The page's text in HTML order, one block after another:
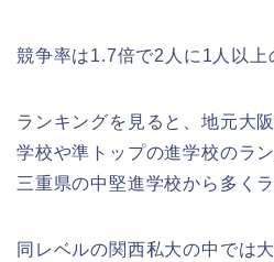
競争率は1.7倍で2人に1人以上
ランキングを見ると、地元大
学校や準トップの進学校のラ
三重県の中堅進学校から多く
同レベルの関西私大の中では